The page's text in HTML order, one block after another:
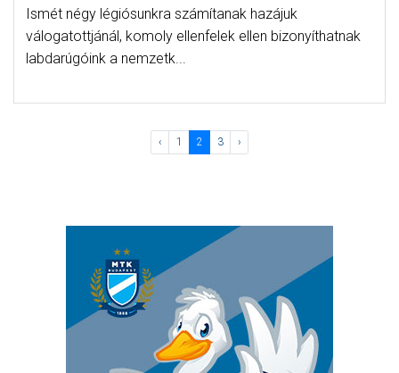
Ismét négy légiósunkra számítanak hazájuk
válogatottjánál, komoly ellenfelek ellen bizonyíthatnak
labdarúgóink a nemzetk...
‹ 1 2 3 ›